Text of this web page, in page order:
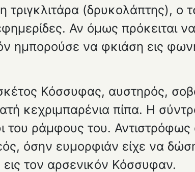
(δρυκολάπτης), ο
Αν όμως πρόκειται
ημπορούσε να φκιάση εις
Κόσσυφας, αυστηρός,
κεχριμπαρένια πίπα. Η
ράμφους του. Αντιστρόφως
όσην ευμορφιάν είχε να
τον αρσενικόν Κόσσυφαν.